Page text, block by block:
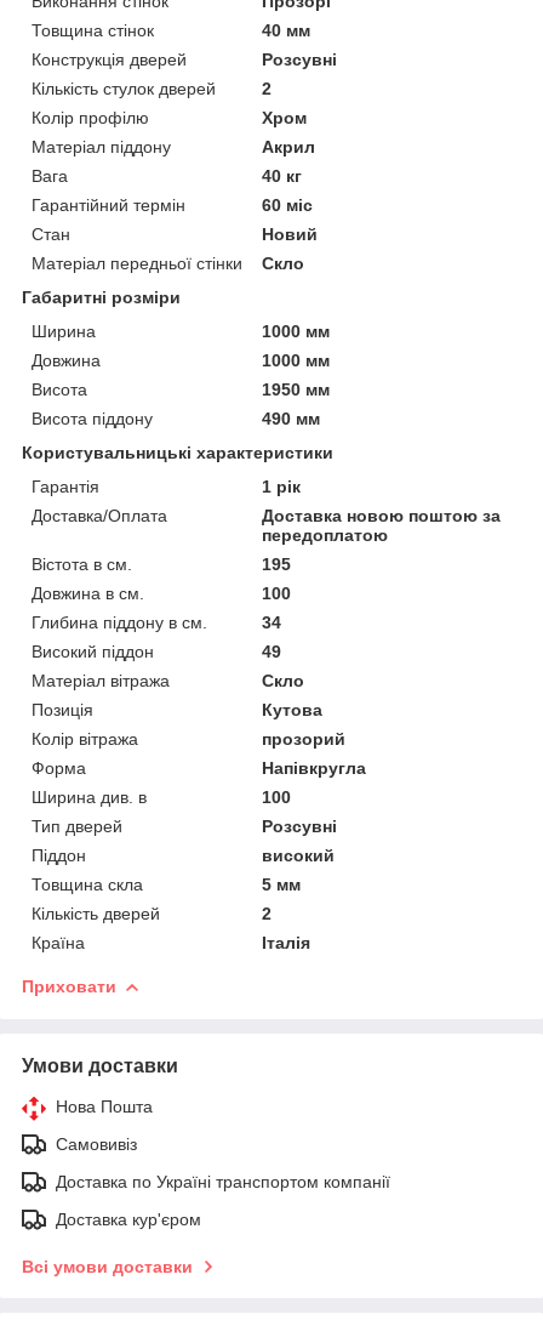
Товщина стінок
40 мм
Конструкція дверей
Розсувні
Кількість стулок дверей
2
Колір профілю
Хром
Матеріал піддону
Акрил
Вага
40 кг
Гарантійний термін
60 міс
Стан
Новий
Матеріал передньої стінки
Скло
Габаритні розміри
Ширина
1000 мм
Довжина
1000 мм
Висота
1950 мм
Висота піддону
490 мм
Користувальницькі характеристики
Гарантія
1 рік
Доставка/Оплата
Доставка новою поштою за
передоплатою
Вістота в см.
195
Довжина в см.
100
Глибина піддону в см.
34
Високий піддон
49
Матеріал вітража
Скло
Позиція
Кутова
Колір вітража
прозорий
Форма
Напівкругла
Ширина див. в
100
Тип дверей
Розсувні
Піддон
високий
Товщина скла
5 мм
Кількість дверей
2
Країна
Італія
Приховати
Умови доставки
Нова Пошта
Самовивіз
Доставка по Україні транспортом компанії
Доставка кур'єром
Всі умови доставки